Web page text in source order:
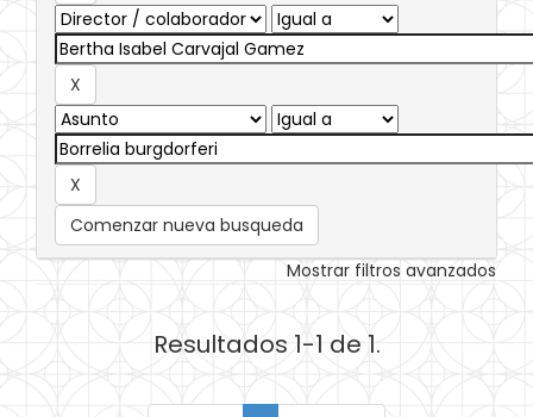
Comenzar nueva busqueda
Mostrar filtros avanzados
Resultados 1-1 de 1.